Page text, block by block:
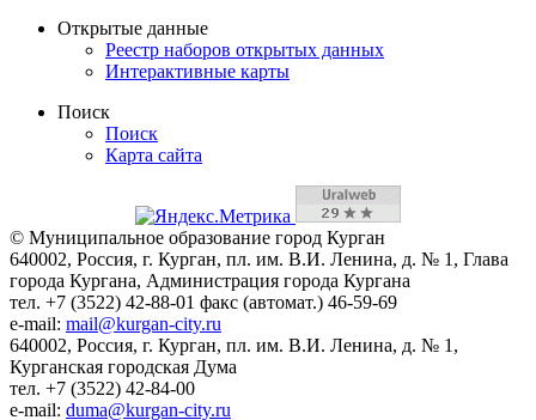
Открытые данные
Реестр наборов открытых данных
Интерактивные карты
Поиск
Поиск
Карта сайта
© Муниципальное образование город Курган
640002, Россия, г. Курган, пл. им. В.И. Ленина, д. № 1, Глава
города Кургана, Администрация города Кургана
тел. +7 (3522) 42-88-01 факс (автомат.) 46-59-69
e-mail: mail@kurgan-city.ru
640002, Россия, г. Курган, пл. им. В.И. Ленина, д. № 1,
Курганская городская Дума
тел. +7 (3522) 42-84-00
e-mail: duma@kurgan-city.ru